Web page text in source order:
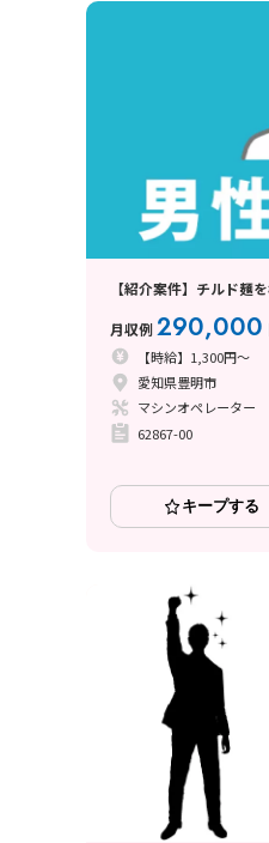
【紹介案件】チルド麺
月収例290,000
【時給】1,300円～
愛知県豊明市
マシンオペレーター
62867-00
キープする